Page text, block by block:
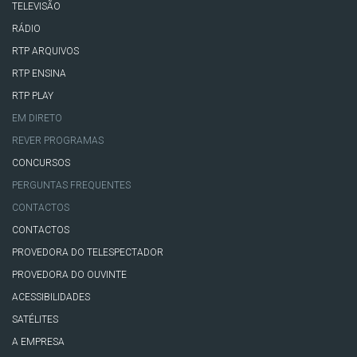
TELEVISÃO
RÁDIO
RTP ARQUIVOS
RTP ENSINA
RTP PLAY
EM DIRETO
REVER PROGRAMAS
CONCURSOS
PERGUNTAS FREQUENTES
CONTACTOS
CONTACTOS
PROVEDORA DO TELESPECTADOR
PROVEDORA DO OUVINTE
ACESSIBILIDADES
SATÉLITES
A EMPRESA